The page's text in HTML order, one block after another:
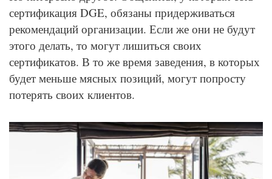
сертификация DGE, обязаны придерживаться
рекомендаций организации. Если же они не будут
этого делать, то могут лишиться своих
сертификатов. В то же время заведения, в которых
будет меньше мясных позиций, могут попросту
потерять своих клиентов.